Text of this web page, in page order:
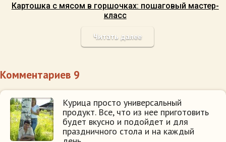
Картошка с мясом в горшочках: пошаговый мастер-
класс
Читать далее
Комментариев 9
Курица просто универсальный
продукт. Все, что из нее приготовить
будет вкусно и подойдет и для
праздничного стола и на каждый